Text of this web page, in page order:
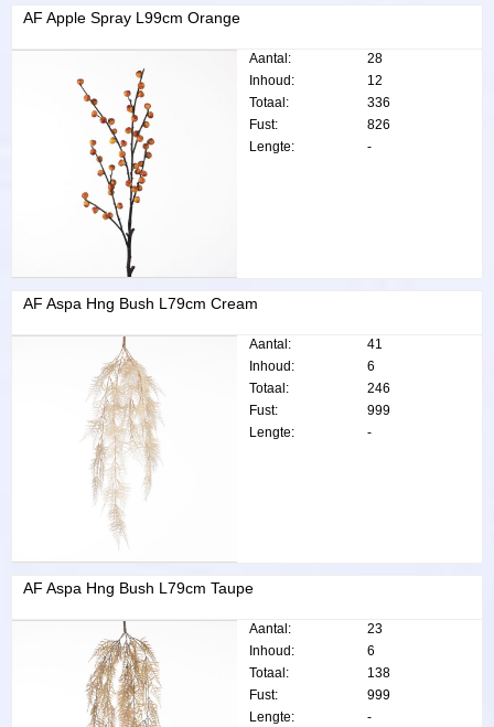
AF Apple Spray L99cm Orange
Aantal:
28
Inhoud:
12
Totaal:
336
Fust:
826
Lengte:
-
AF Aspa Hng Bush L79cm Cream
Aantal:
41
Inhoud:
6
Totaal:
246
Fust:
999
Lengte:
-
AF Aspa Hng Bush L79cm Taupe
Aantal:
23
Inhoud:
6
Totaal:
138
Fust:
999
Lengte:
-